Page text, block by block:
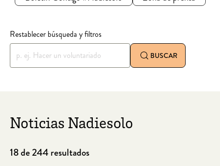
Restablecer búsqueda y filtros
BUSCAR
Noticias Nadiesolo
18 de 244 resultados